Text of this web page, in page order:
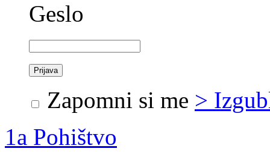
Geslo
Zapomni si me >
1a Pohištvo